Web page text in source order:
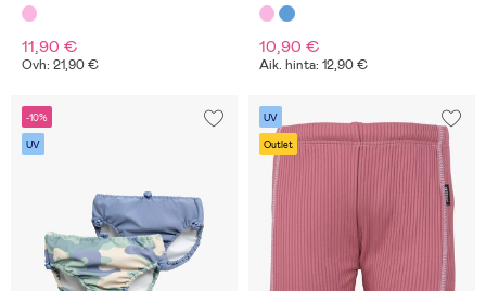
11,90 €
Ovh: 21,90 €
10,90 €
Aik. hinta: 12,90 €
-10%
UV
UV
Outlet